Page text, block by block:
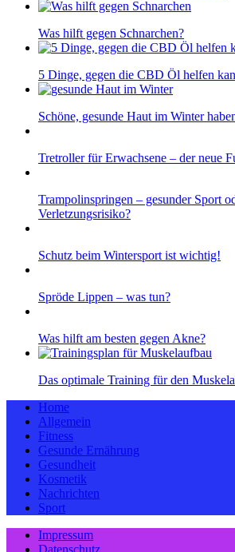
Was hilft gegen Schnarchen?
5 Dinge, gegen die CBD Öl helfen
Schöne, gesunde Haut im Winter
Tretroller für Erwachsene – der neue
Trampolinspringen – gesunder Sport
Verletzungsrisiko?
Schutz beim Wintersport ist wichtig!
Spröde Lippen – was tun?
Was hilft am besten gegen Akne?
Das optimale Training für den
Home
Allgemein
Fitness
Gesunde Ernährung
Gesundheit
Kosmetik
Nachrichten
Sport
Impressum